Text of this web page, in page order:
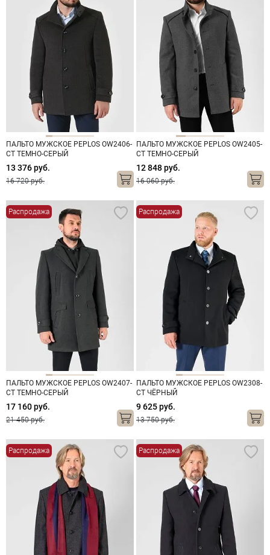
ПАЛЬТО МУЖСКОЕ PEPLOS OW2406-
CT ТЕМНО-СЕРЫЙ
13 376 руб.
16 720 руб.
ПАЛЬТО МУЖСКОЕ PEPLOS OW2405-
CT ТЕМНО-СЕРЫЙ
12 848 руб.
16 060 руб.
Распродажа
ПАЛЬТО МУЖСКОЕ PEPLOS OW2407-
CT ТЕМНО-СЕРЫЙ
17 160 руб.
21 450 руб.
Распродажа
ПАЛЬТО МУЖСКОЕ PEPLOS OW2308-
CT ЧЁРНЫЙ
9 625 руб.
13 750 руб.
Распродажа Распродажа